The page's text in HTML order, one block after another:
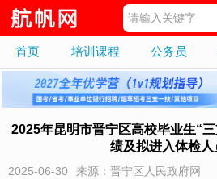
首页 培训课程 公务员
2025年昆明市晋宁区高校毕业生“
绩及拟进入体检人
2025-06-30 来源：晋宁区人民政府网